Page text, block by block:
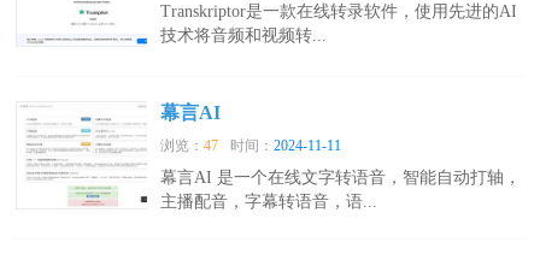
Transkriptor是一款在线转录软件，使用先进的AI
技术将音频和视频转...
幕言AI
浏览：47 时间：2024-11-11
幕言AI 是一个在线文字转语音，智能自动打轴，
主播配音，字幕转语音，语...